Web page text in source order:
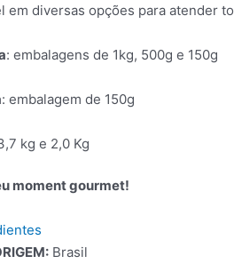
em diversas opções para atender
: embalagens de 1kg, 500g e 150g
: embalagem de 150g
kg e 2,0 Kg
moment gourmet!
Brasil